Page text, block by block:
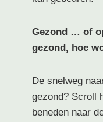
Gezond … of
gezond, hoe
De snelweg
gezond? Scroll
beneden naar